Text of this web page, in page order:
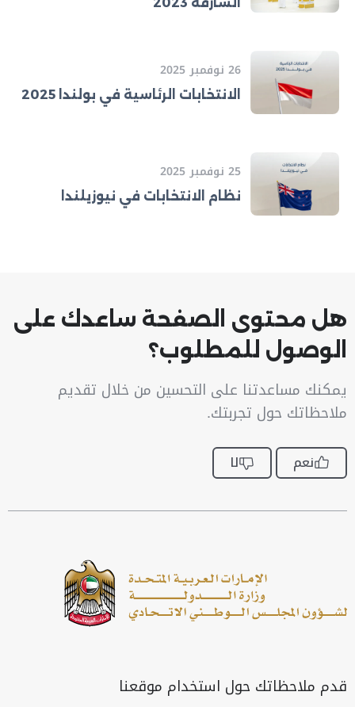
26 نوفمبر 2025
الانتخابات الرئاسية في بولندا 2025
25 نوفمبر 2025
نظام الانتخابات في نيوزيلندا
هل محتوى الصفحة ساعدك على
الوصول للمطلوب؟
يمكنك مساعدتنا على التحسين من خلال تقديم
ملاحظاتك حول تجربتك.
نعم لا
قدم ملاحظاتك حول استخدام موقعنا